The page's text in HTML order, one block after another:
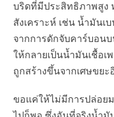
บริดที่มีประสิทธิภาพสูง
สังเคราะห์ เช่น น้ำมันเ
จากการดักจับคาร์บอน
ให้กลายเป็นน้ำมันเชื้อเ
ถูกสร้างขึ้นจากเศษขย
ขอแค่ให้ไม่มีการปล่อย